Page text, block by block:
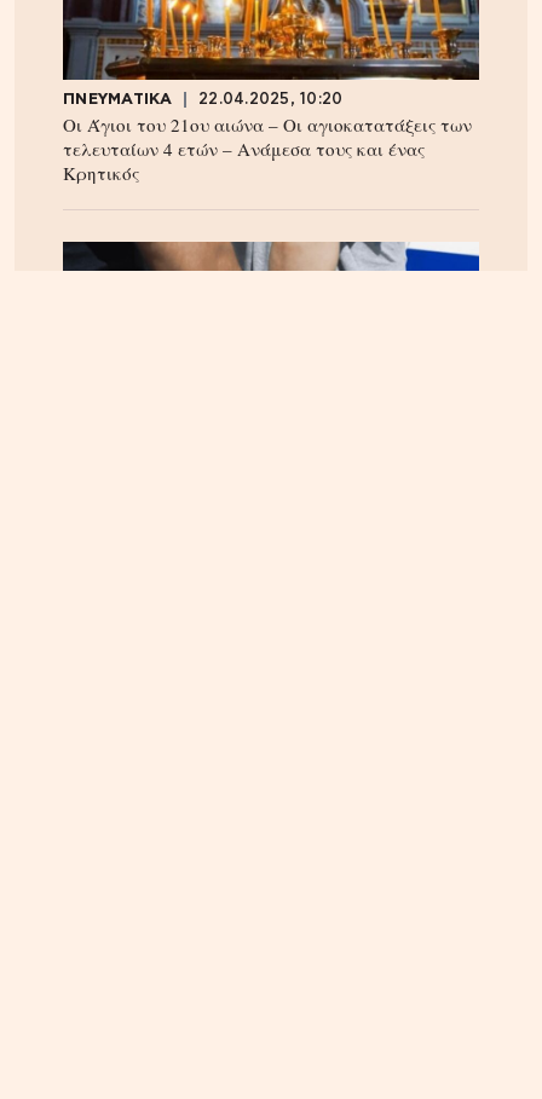
ΠΝΕΥΜΑΤΙΚΑ 22.04.2025, 10:20
Οι Άγιοι του 21ου αιώνα – Οι αγιοκατατάξεις των
τελευταίων 4 ετών – Ανάμεσα τους και ένας
Κρητικός